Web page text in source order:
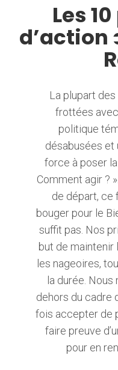
Les
d’action
La plupart
frottées
politique
désabusées et
force à poser
Comment agir ?
de départ, ce
bouger pour le
suffit pas. Nos
but de maintenir
les nageoires,
la durée.
dehors du cadre
fois accepter de
faire preuve
pour en